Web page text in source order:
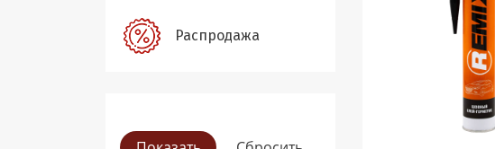
Распродажа